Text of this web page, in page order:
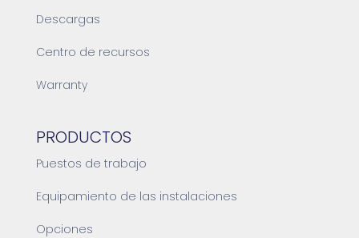
Descargas
Centro de recursos
Warranty
PRODUCTOS
Puestos de trabajo
Equipamiento de las instalaciones
Opciones